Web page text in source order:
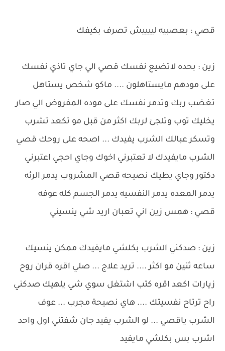
قصي : بعصبيه لييييش تصرف بكيفك
زين : بحده لاتضيع نفسك قصي الي جاي تاذي نفسك
على مودهم مايستاهلون .... ماكو شخص يستاهل
تغضب ربك وتدمر نفسك على موده المفروض الي صار
يخليك توب وتلجئ لربك اكثر من قبل مو تكعد تشرب
وتسكر عبالك الشرب يفيدك ... اصحه على روحك قصي
الشرب مايفيدك لا تعتبرني اخوك وجاي احجي اعتبرني
دكتور وجاي يطيك نصيحه قصي المشروب يدمر الرئه
يدمر المعده يدمر النفسيه يدمر الجسم كله عوفه
قصي : همس زين اني تعبان اريد شي ينسيني
زين : صدكني الشرب بكلشي مايفيدك ممكن ينسيك
ساعه ثنين مو اكثر .... تريد علاج ... صلي اقره قران روح
زيارات اكعد اقره كتب اشتغل سوي شي يلهيك صدكني
راح ترتاح نفسيتك .... هاي نصيحة مجرب ... عوف
الشرب ياقصي ... لو الشرب يفيد جان شفتني اول واحد
اشرب بس بكلشي مايفيد